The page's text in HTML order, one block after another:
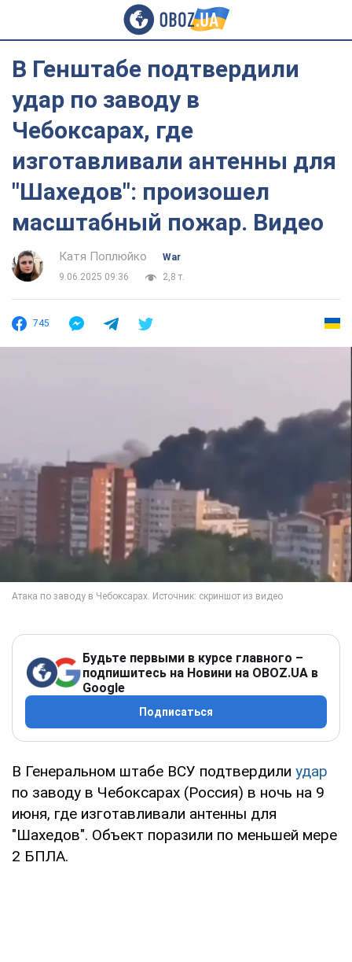
В Генштабе подтвердили
удар по заводу в
Чебоксарах, где
изготавливали антенны для
"Шахедов": произошел
масштабный пожар. Видео
Катя Поплюйко
War
9.06.2025 09:36
2,8 т.
745
Будьте первыми в курсе главного –
подпишитесь на Новини на OBOZ.UA в
Google
Подписаться
В Генеральном штабе ВСУ подтвердили удар
по заводу в Чебоксарах (Россия) в ночь на 9
июня, где изготавливали антенны для
"Шахедов". Объект поразили по меньшей мере
2 БПЛА.